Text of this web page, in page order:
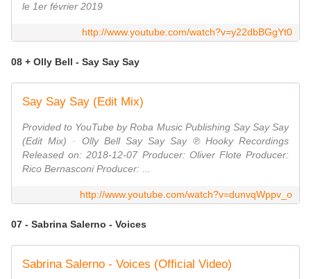
le 1er février 2019
http://www.youtube.com/watch?v=y22dbBGgYt0
08 + Olly Bell - Say Say Say
Say Say Say (Edit Mix)
Provided to YouTube by Roba Music Publishing Say Say Say
(Edit Mix) · Olly Bell Say Say Say ℗ Hooky Recordings
Released on: 2018-12-07 Producer: Oliver Flote Producer:
Rico Bernasconi Producer: ...
http://www.youtube.com/watch?v=dunvqWppv_o
07 - Sabrina Salerno - Voices
Sabrina Salerno - Voices (Official Video)